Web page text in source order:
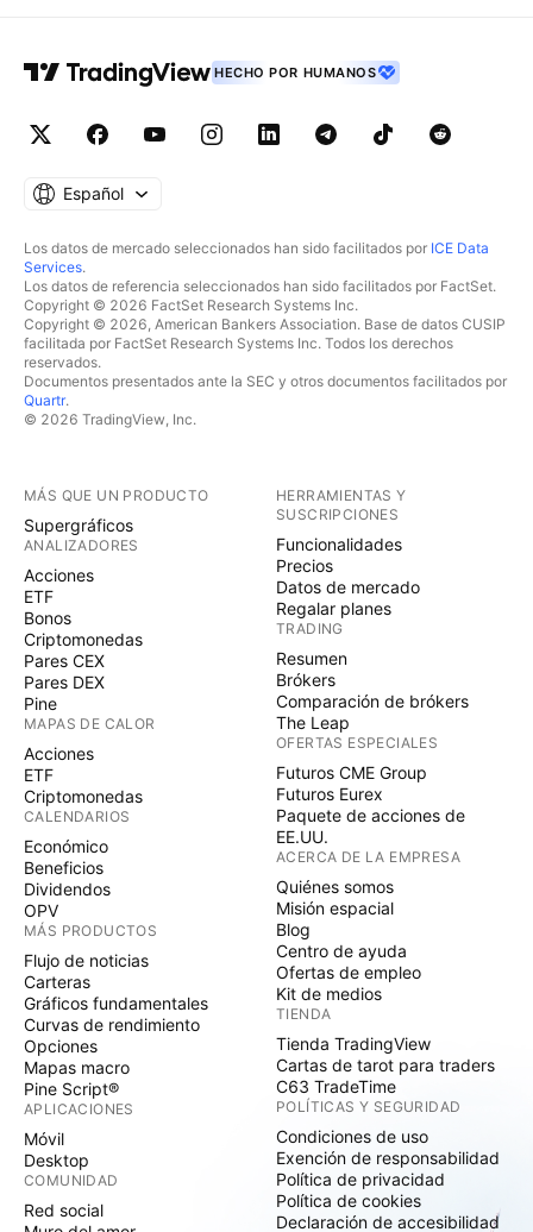
HECHO POR HUMANOS
Español
Los datos de mercado seleccionados han sido facilitados por ICE Data
Services.
Los datos de referencia seleccionados han sido facilitados por FactSet.
Copyright © 2026 FactSet Research Systems Inc.
Copyright © 2026, American Bankers Association. Base de datos CUSIP
facilitada por FactSet Research Systems Inc. Todos los derechos
reservados.
Documentos presentados ante la SEC y otros documentos facilitados por
Quartr.
© 2026 TradingView, Inc.
MÁS QUE UN PRODUCTO
Supergráficos
ANALIZADORES
Acciones
ETF
Bonos
Criptomonedas
Pares CEX
Pares DEX
Pine
MAPAS DE CALOR
Acciones
ETF
Criptomonedas
CALENDARIOS
Económico
Beneficios
Dividendos
OPV
MÁS PRODUCTOS
Flujo de noticias
Carteras
Gráficos fundamentales
Curvas de rendimiento
Opciones
Mapas macro
Pine Script®
APLICACIONES
Móvil
Desktop
COMUNIDAD
Red social
HERRAMIENTAS Y
SUSCRIPCIONES
Funcionalidades
Precios
Datos de mercado
Regalar planes
TRADING
Resumen
Brókers
Comparación de brókers
The Leap
OFERTAS ESPECIALES
Futuros CME Group
Futuros Eurex
Paquete de acciones de
EE.UU.
ACERCA DE LA EMPRESA
Quiénes somos
Misión espacial
Blog
Centro de ayuda
Ofertas de empleo
Kit de medios
TIENDA
Tienda TradingView
Cartas de tarot para traders
C63 TradeTime
POLÍTICAS Y SEGURIDAD
Condiciones de uso
Exención de responsabilidad
Política de privacidad
Política de cookies
Declaración de accesibilidad